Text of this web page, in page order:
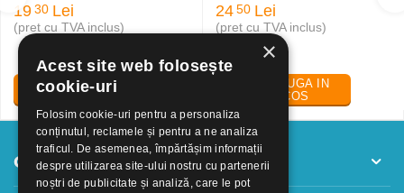
19 30 Lei
(pret cu TVA inclus)
ADAUGA IN
COS
24 50 Lei
(pret cu TVA inclus)
ADAUGA IN
COS
Contul meu
×
Acest site web folosește
cookie-uri
Folosim cookie-uri pentru a personaliza
conținutul, reclamele și pentru a ne analiza
traficul. De asemenea, împărtășim informații
despre utilizarea site-ului nostru cu partenerii
noștri de publicitate și analiză, care le pot